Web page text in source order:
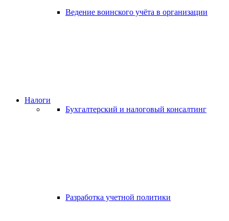
Ведение воинского учёта в организации
Налоги
Бухгалтерский и налоговый консалтинг
Разработка учетной политики